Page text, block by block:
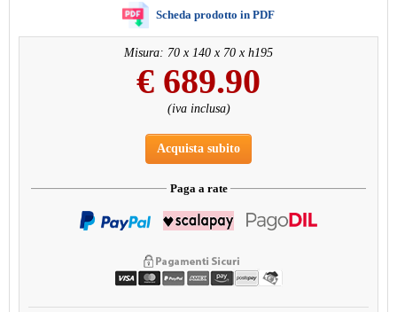
Scheda prodotto in PDF
Misura: 70 x 140 x 70 x h195
€ 689.90
(iva inclusa)
Acquista subito
Paga a rate